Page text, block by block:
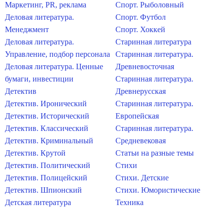
Маркетинг, PR, реклама
Деловая литература.
Менеджмент
Деловая литература.
Управление, подбор персонала
Деловая литература. Ценные
бумаги, инвестиции
Детектив
Детектив. Иронический
Детектив. Исторический
Детектив. Классический
Детектив. Криминальный
Детектив. Крутой
Детектив. Политический
Детектив. Полицейский
Детектив. Шпионский
Детская литература
Спорт. Рыболовный
Спорт. Футбол
Спорт. Хоккей
Старинная литература
Старинная литература.
Древневосточная
Старинная литература.
Древнерусская
Старинная литература.
Европейская
Старинная литература.
Средневековая
Статьи на разные темы
Стихи
Стихи. Детские
Стихи. Юмористические
Техника